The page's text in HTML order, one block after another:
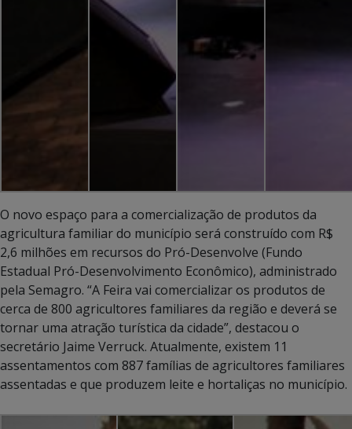
O novo espaço para a comercialização de produtos da
agricultura familiar do município será construído com R$
2,6 milhões em recursos do Pró-Desenvolve (Fundo
Estadual Pró-Desenvolvimento Econômico), administrado
pela Semagro. “A Feira vai comercializar os produtos de
cerca de 800 agricultores familiares da região e deverá se
tornar uma atração turística da cidade”, destacou o
secretário Jaime Verruck. Atualmente, existem 11
assentamentos com 887 famílias de agricultores familiares
assentadas e que produzem leite e hortaliças no município.